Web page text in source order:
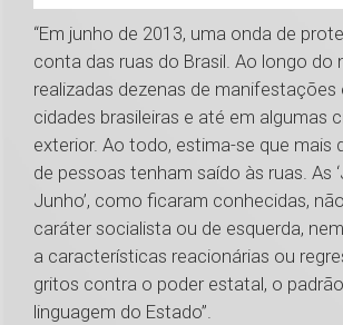
“Em junho de 2013, uma onda de
conta das ruas do Brasil. Ao longo do
realizadas dezenas de manifestações
cidades brasileiras e até em algumas
exterior. Ao todo, estima-se que mais
de pessoas tenham saído às ruas. As
Junho’, como ficaram conhecidas,
caráter socialista ou de esquerda,
a características reacionárias ou
gritos contra o poder estatal, o
linguagem do Estado”.